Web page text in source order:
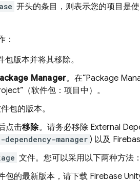
开头的条目，则表示您的项目是
：
版本并将其移除。
Manager。在“Package
（软件包：项目中）。
包的版本。
点击移除。请务必移除 External
manager ) 以及
文件。您可以采用以下两种方法：
包的最新版本，请下载 Firebase